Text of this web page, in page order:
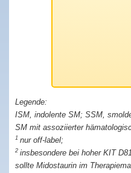
ISM, indolente SM; SSM,
SM mit assoziierter
1 nur off-label;
2 insbesondere bei hoher KIT
sollte Midostaurin im